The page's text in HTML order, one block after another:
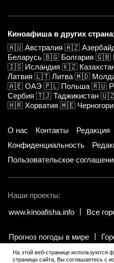
Киноафиша в других
🇦🇺 Австралия 🇦🇿
Беларусь 🇧🇬 Болгария 🇬🇧
🇮🇸 Исландия 🇰🇿
Латвия 🇱🇹 Литва 🇲🇩
🇦🇪 ОАЭ 🇵🇱 Польша 🇷🇺
Сербия 🇹🇯 Таджикистан
🇭🇷 Хорватия 🇲🇪
О нас Контакты Редакция
Конфиденциальность
Пользовательское
Наши проекты:
www.kinoafisha.info
Все
Прогноз погоды в мире
© 2002-2026 Все права и
На этой веб-странице используются
страницы сайта, Вы соглашаетесь с